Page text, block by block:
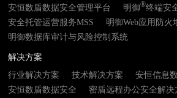
安恒数盾数据安全管理平台
明御®终端安
安全托管运营服务MSS
明御Web应用防火
明御数据库审计与风险控制系统
解决方案
行业解决方案
技术解决方案
安恒信息
安恒数盾数据安全
密盾远程办公安全解决